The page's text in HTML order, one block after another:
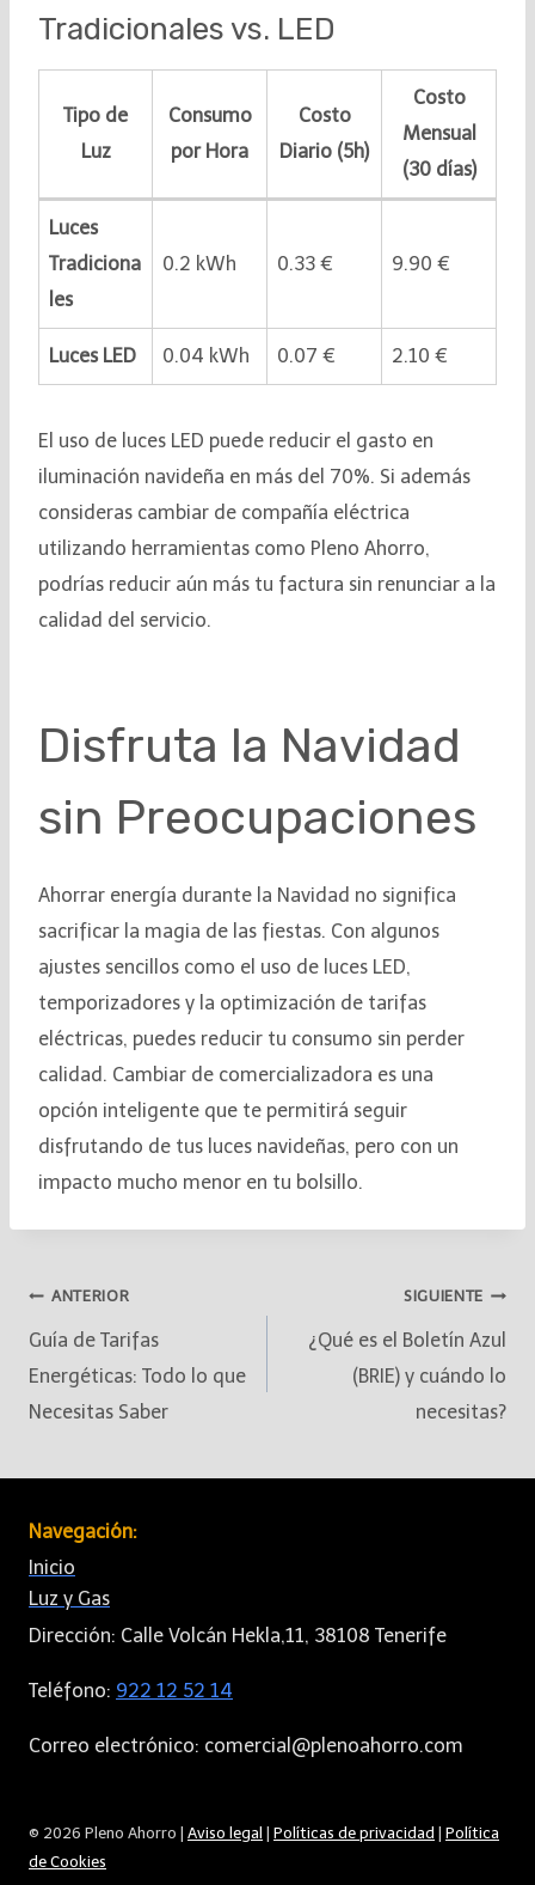
Tradicionales vs. LED
Tipo de
Luz
Consumo
por Hora
Costo
Diario (5h)
Costo
Mensual
(30 días)
Luces
Tradiciona
les
0.2 kWh 0.33 € 9.90 €
Luces LED 0.04 kWh 0.07 € 2.10 €
El uso de luces LED puede reducir el gasto en
iluminación navideña en más del 70%. Si además
consideras cambiar de compañía eléctrica
utilizando herramientas como Pleno Ahorro,
podrías reducir aún más tu factura sin renunciar a la
calidad del servicio.
Disfruta la Navidad
sin Preocupaciones
Ahorrar energía durante la Navidad no significa
sacrificar la magia de las fiestas. Con algunos
ajustes sencillos como el uso de luces LED,
temporizadores y la optimización de tarifas
eléctricas, puedes reducir tu consumo sin perder
calidad. Cambiar de comercializadora es una
opción inteligente que te permitirá seguir
disfrutando de tus luces navideñas, pero con un
impacto mucho menor en tu bolsillo.
ANTERIOR
Guía de Tarifas
Energéticas: Todo lo que
Necesitas Saber
SIGUIENTE
¿Qué es el Boletín Azul
(BRIE) y cuándo lo
necesitas?
Navegación:
Inicio
Luz y Gas
Dirección: Calle Volcán Hekla,11, 38108 Tenerife
Teléfono: 922 12 52 14
Correo electrónico: comercial@plenoahorro.com
© 2026 Pleno Ahorro | Aviso legal Políticas de privacidad
Política
de Cookies